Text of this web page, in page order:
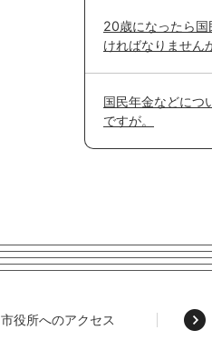
20歳になったら国
ければなりません
国民年金などにつ
ですが。
市役所へのアクセス